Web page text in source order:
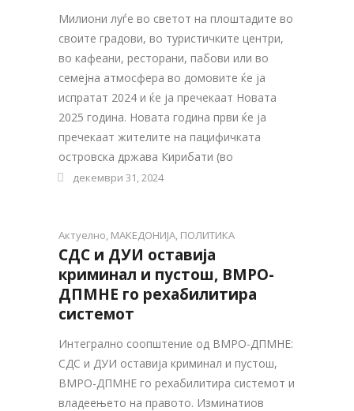
Милиони луѓе во светот на плоштадите во
своите градови, во туристичките центри,
во кафеани, ресторани, пабови или во
семејна атмосфера во домовите ќе ја
испратат 2024 и ќе ја пречекаат Новата
2025 година. Новата година први ќе ја
пречекаат жителите на пацифичката
островска држава Кирибати (во
декември 31, 2024
Актуелно, МАКЕДОНИЈА, ПОЛИТИКА
СДС и ДУИ оставија
криминал и пустош, ВМРО-
ДПМНЕ го рехабилитира
системот
Интегрално соопштение од ВМРО-ДПМНЕ:
СДС и ДУИ оставија криминал и пустош,
ВМРО-ДПМНЕ го рехабилитира системот и
владеењето на правото. Изминатиов